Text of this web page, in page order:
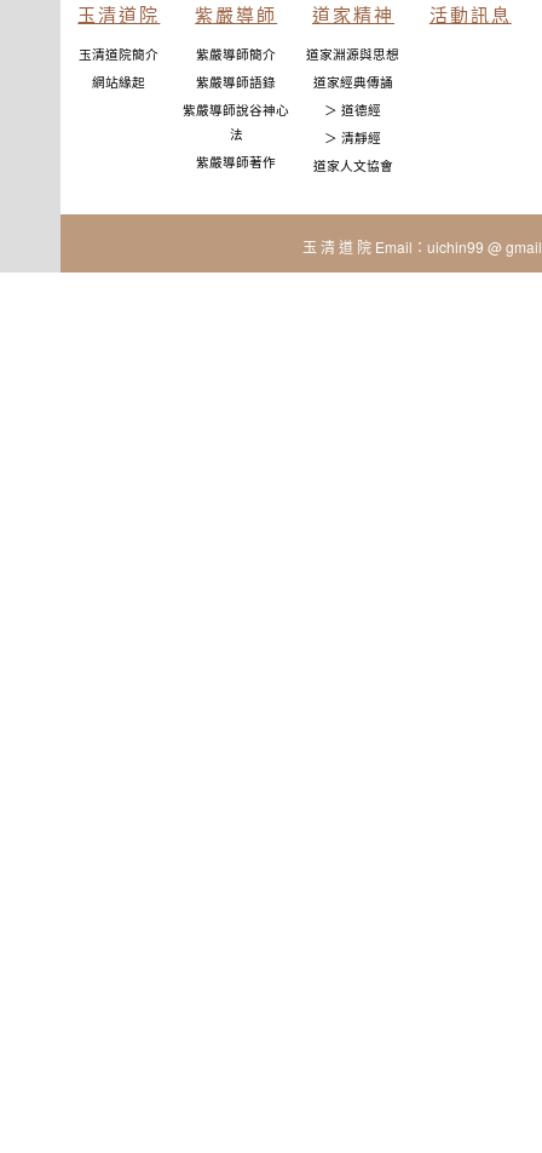
玉清道院
玉清道院簡介
網站緣起
紫嚴導師
紫嚴導師簡介
紫嚴導師語錄
紫嚴導師說谷神心
法
紫嚴導師著作
道家精神
道家淵源與思想
道家經典傳誦
＞ 道德經
＞ 清靜經
道家人文協會
活動訊息
玉 清 道 院 Email：uichin99 @